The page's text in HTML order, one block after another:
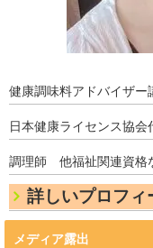
健康調味料アドバイザー
日本健康ライセンス協会
調理師 他福祉関連資格
詳しいプロフィ
メディア露出